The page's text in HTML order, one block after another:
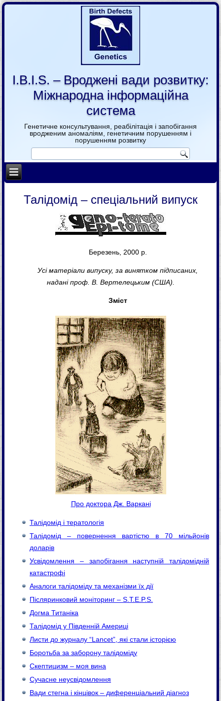
I.B.I.S. – Вроджені вади розвитку:
Міжнародна інформаційна
система
Генетичне консультування, реабілітація і запобігання
вродженим аномаліям, генетичним порушенням і
порушенням розвитку
Талідомід – спеціальний випуск
Березень, 2000 р.
Усі матеріали випуску, за винятком підписаних,
надані проф. В. Вертелецьким (США).
Зміст
Про доктора Дж. Варкані
Талідомід і тератологія
Талідомід – повернення вартістю в 70 мільйонів
доларів
Усвідомлення – запобігання наступній талідомідній
катастрофі
Аналоги талідоміду та механізми їх дії
Післяринковий моніторинг – S.T.E.P.S.
Догма Титаніка
Талідомід у Південній Америці
Листи до журналу “Lancet”, які стали історією
Боротьба за заборону талідоміду
Скептицизм – моя вина
Сучасне неусвідомлення
Вади стегна і кінцівок – диференціальний діагноз